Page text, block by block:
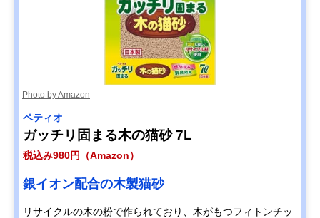
Photo by Amazon
ペティオ
ガッチリ固まる木の猫砂 7L
税込み980円（Amazon）
銀イオン配合の木製猫砂
リサイクルの木の粉で作られており、木がもつフィトンチッ